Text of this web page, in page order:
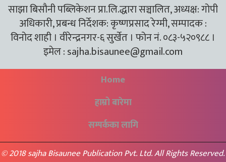
साझा बिसौनी पब्लिकेशन प्रा.लि.द्धारा सञ्चालित, अध्यक्ष: गोपी
अधिकारी, प्रबन्ध निर्देशक: कृष्णप्रसाद रेग्मी, सम्पादक :
विनोद शाही । वीरेन्द्रनगर-६ सुर्खेत । फोन नं. ०८३-५२०९८८ ।
इमेल :sajha.bisaunee@gmail.com
Home
हाम्रो बारेमा
सम्पर्कका लागि
© 2018 sajha Bisaunee Publication Pvt. Ltd. All Rights Reserved.